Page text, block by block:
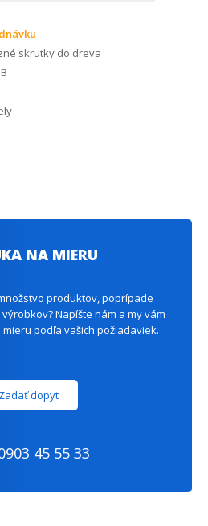
skrutky do dreva
NA MIERU
produktov, poprípade
Napíšte nám a my vám
podľa vašich požiadaviek.
Zadať dopyt
45 55 33